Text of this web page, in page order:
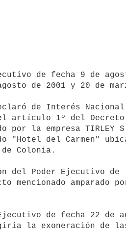
de fecha 9 de
de 2001 y 20 de
declaró de Interés
artículo 1º del Decreto
por la empresa TIRLEY
"Hotel del Carmen"
Colonia.
del Poder Ejecutivo
mencionado amparado
de fecha 22 de
la exoneración de